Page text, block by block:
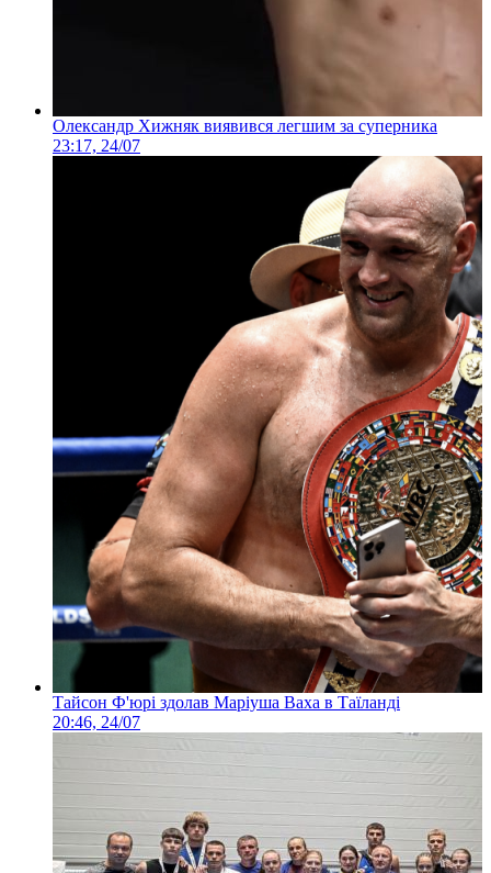
Олександр Хижняк виявився легшим за суперника
23:17, 24/07
Тайсон Ф'юрі здолав Маріуша Ваха в Таїланді
20:46, 24/07